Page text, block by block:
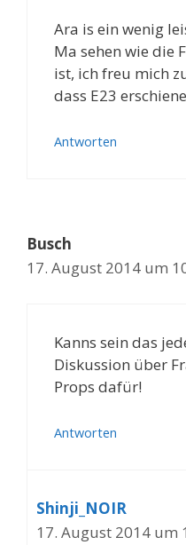
Ara is ein wenig
Ma sehen wie die
ist, ich freu mich
dass E23
Antworten
Busch
17. August 2014 um
Kanns sein das
Diskussion über
Props dafür!
Antworten
Shinji_NOIR
17. August 2014 um